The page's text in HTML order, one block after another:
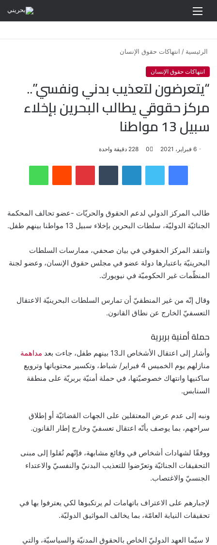
الرئيسية / انتهاكات حقوق الإنسان
انتهاكات حقوق الإنسان
“يتعرضون لتعذيب بدني ونفسي”..
مركز حقوقي يطالب البحرين بإخلاء
سبيل 13 مواطنا
6 فبراير، 2021 0 دقيقة واحدة
فيسبوك تويتر لينكدإن ‏Tumblr بينتيريست ‏Reddit واتساب
طالب المركز الدولي لدعم الحقوق والحريّات -عضو تحالف المحكمة
الجنائيّة الدوليّة، سلطات البحرين بإخلاء سبيل 13 مواطنا بينهم طفل.
وانتقد المركز الحقوقي في بيان صحفي، ممارسات السلطات
البحرينيّة باعتبارها دولة عضو في مجلس حقوق الإنسان، وعضو لجنة
المنظّمات غير الحكوميّة في نيويورك.
وقال إنّه من غير المنطقيّ أن تمارس السلطات البحرينيّة الاعتقال
التعسفيّ الخارج عن نطاق القانون.
حملة أمنية بربرية
وأشار إلى اعتقال الأشخاص الـ13 بينهم طفل، جاءت بعد
مداهمة
منازلهم يوم الخميس 4 فبراير/ شباط، وتكسير محتوياتها وترويع
ساكنيها وانتهاك خصوصيّتها، في حملة أمنيّة بربريّة على منطقة
السنابس.
ونبه إلى عدم عرض المعتقلين على الجهات القضائيّة أو إطلاق
سراحهم، بما يوصف بأنّه اعتقال تعسفيّ وخارج إطار القانون.
ووفقًا لشهادات أشخاص في وقائع مشابهة، فإنّهم نُقلوا إلى مبنى
التحقيقات الجنائيّة وتعرّضوا للتعذيب البدنيّ والنفسيّ والاعتداء
الجنسيّ والاغتصاب.
لإجبارهم على الاعتراف باتهامات لم يرتكبوها لكي يعترفوا بها في
تحقيقات النيابة العامّة، بما يخالف المواثيق الدوليّة.
لا سيّما العهد الدوليّ الخاص بالحقوق المدنيّة والسياسيّة، والتي